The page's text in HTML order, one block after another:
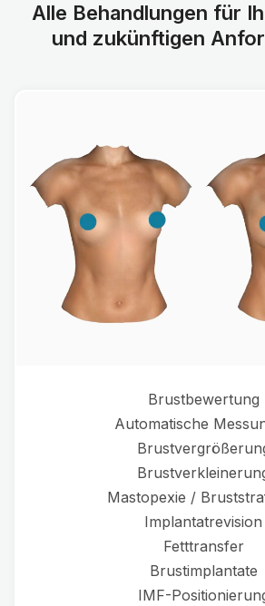
Alle Behandlungen für
und zukünftigen
Brustbewertung
Automatische
Mastopexie /
Implantatrevision
Fetttransfer
Brustimplantate
IMF-